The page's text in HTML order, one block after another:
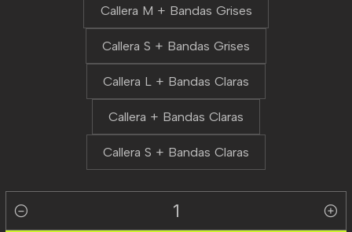
Callera M + Bandas Grises
Callera S + Bandas Grises
Callera L + Bandas Claras
Callera + Bandas Claras
Callera S + Bandas Claras
Cantidad